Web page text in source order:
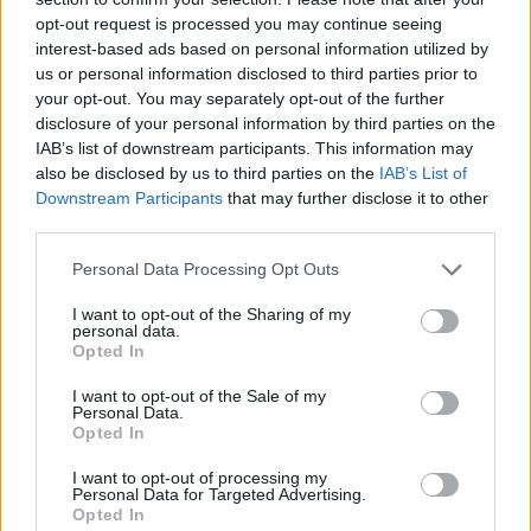
opt-out request is processed you may continue seeing
interest-based ads based on personal information utilized by
us or personal information disclosed to third parties prior to
your opt-out. You may separately opt-out of the further
disclosure of your personal information by third parties on the
IAB’s list of downstream participants. This information may
also be disclosed by us to third parties on the IAB’s List of
Downstream Participants that may further disclose it to other
Personal Data Processing Opt Outs
I want to opt-out of the Sharing of my
personal data.
Opted In
I want to opt-out of the Sale of my
Personal Data.
Opted In
I want to opt-out of processing my
Personal Data for Targeted Advertising.
Opted In
Team Farmerama BG
[[Fermerkaa]] каза:↑
Извинявам се за глупавия въпрос, но припомнете, моля, на
големи полета ли беше по-добре да се садят бодливата
гъба и другите.
Здравей,
големи полета с по-малко семена получаваш повече
използваш бонусите +1 бр., които дава самата игра,
а и евентуално някакви други. На големи става по-
бавно, на малки става по-бързо (но все пак ако имаш
Аз си ги изиграх на малки със СТ, имах достатъчно
бонуси, за да ми бъде достатъчно да посея по едно
нещичко артиса. Както и доста семена ми останаха,
които няма да посея, не ми се занимава.
Приятна игра!